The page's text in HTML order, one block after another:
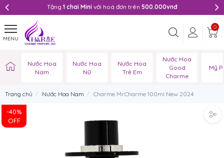
Tặng 1 chai Minivới hoá đơn trên 500.000vnđ
MENU
0
Nước Hoa
Nam
Nước Hoa
Nữ
Nước Hoa
Trẻ Em
Nước Hoa
Good
Charme
Mỹ
Trang chủ Nước Hoa Nam Charme Mr.Charme 100ml New 2024
-40%
OFF